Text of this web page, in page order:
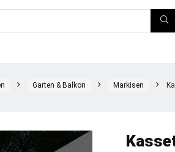
Garten & Balkon Markisen